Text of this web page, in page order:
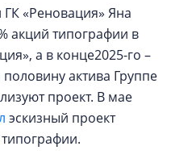
ГК «Реновация» Яна
акций типографии в
а в конце2025-го –
актива Группе
проект. В мае
эскизный проект